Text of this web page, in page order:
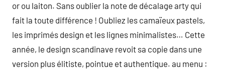
or ou laiton. Sans oublier la note de décalage arty qui
fait la toute différence ! Oubliez les camaïeux pastels,
les imprimés design et les lignes minimalistes… Cette
année, le design scandinave revoit sa copie dans une
version plus élitiste, pointue et authentique. au menu :